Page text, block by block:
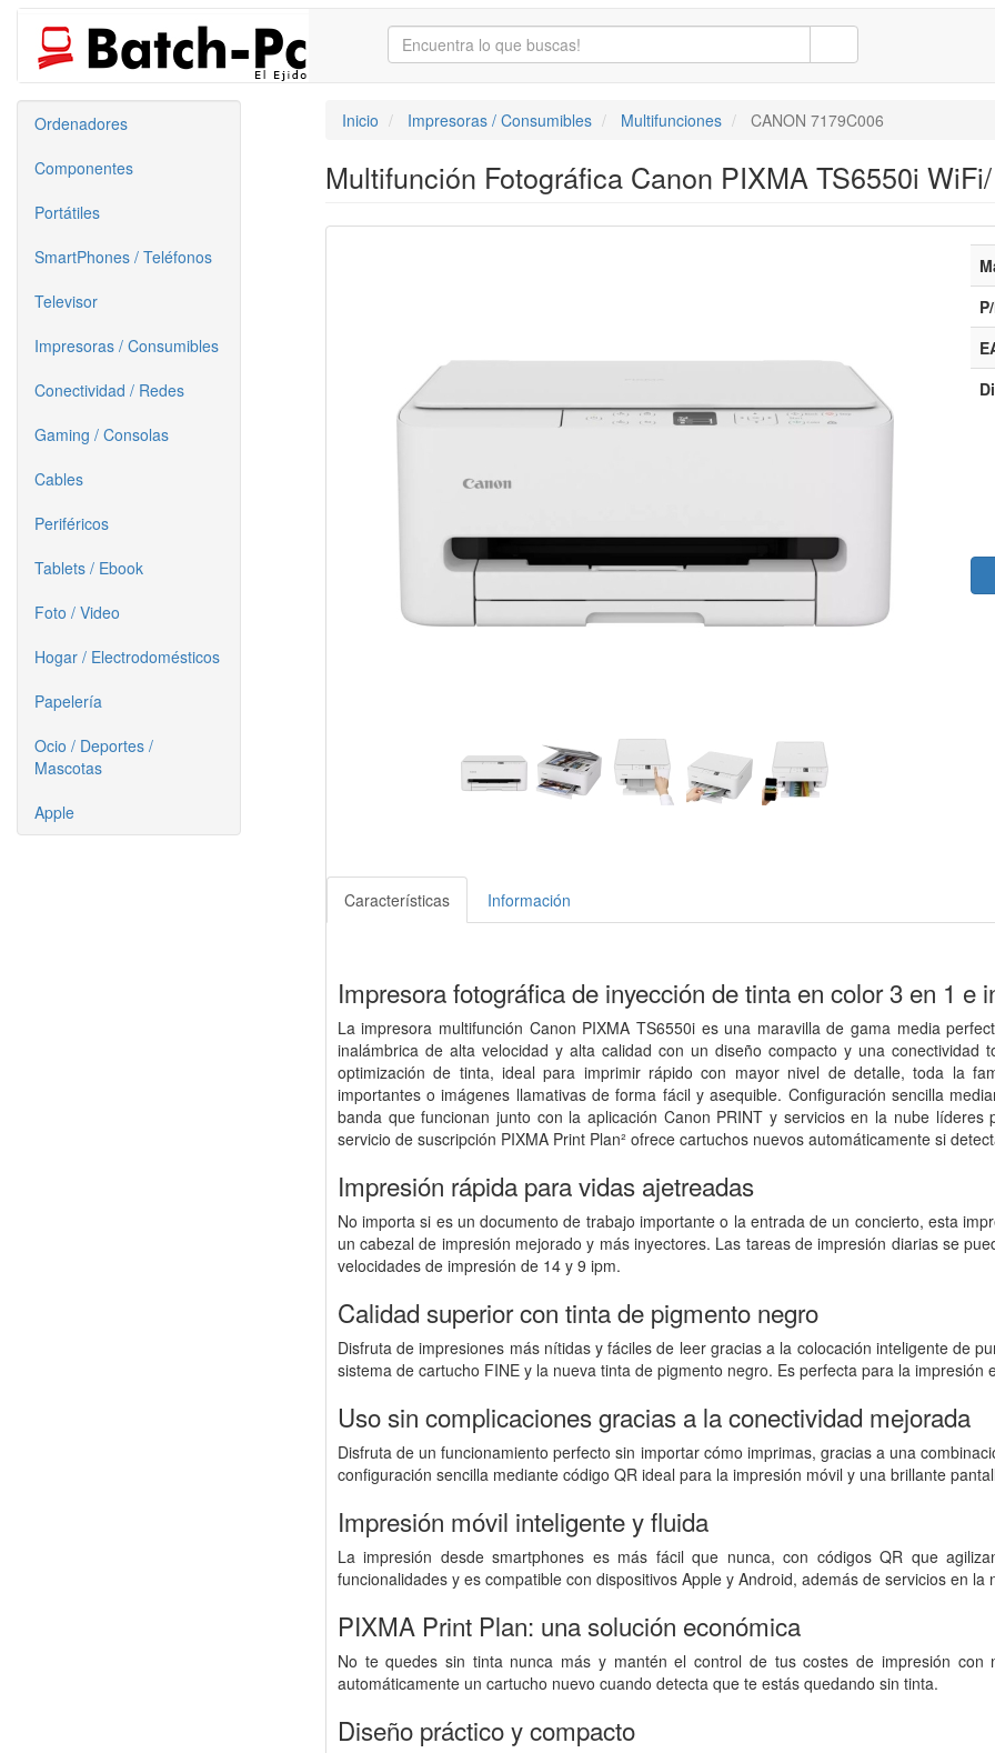
Ordenadores
Componentes
Portátiles
SmartPhones / Teléfonos
Televisor
Impresoras / Consumibles
Conectividad / Redes
Gaming / Consolas
Cables
Periféricos
Tablets / Ebook
Foto / Video
Hogar / Electrodomésticos
Papelería
Ocio / Deportes /
Mascotas
Apple
Inicio Impresoras / Consumibles Multifunciones CANON 7179C006
Multifunción Fotográfica Canon PIXMA TS6550i
Características Información
Impresora fotográfica de inyección de tinta en color 3 en 1
La impresora multifunción Canon PIXMA TS6550i es una maravilla de gama media
inalámbrica de alta velocidad y alta calidad con un diseño compacto y una
optimización de tinta, ideal para imprimir rápido con mayor nivel de detalle, toda la
importantes o imágenes llamativas de forma fácil y asequible. Configuración sencilla
banda que funcionan junto con la aplicación Canon PRINT y servicios en la nube líderes
servicio de suscripción PIXMA Print Plan² ofrece cartuchos nuevos automáticamente si
Impresión rápida para vidas ajetreadas
No importa si es un documento de trabajo importante o la entrada de un concierto, esta
un cabezal de impresión mejorado y más inyectores. Las tareas de impresión diarias se
velocidades de impresión de 14 y 9 ipm.
Calidad superior con tinta de pigmento negro
Disfruta de impresiones más nítidas y fáciles de leer gracias a la colocación inteligente de
sistema de cartucho FINE y la nueva tinta de pigmento negro. Es perfecta para la impresión
Uso sin complicaciones gracias a la conectividad mejorada
Disfruta de un funcionamiento perfecto sin importar cómo imprimas, gracias a una
configuración sencilla mediante código QR ideal para la impresión móvil y una brillante
Impresión móvil inteligente y fluida
La impresión desde smartphones es más fácil que nunca, con códigos QR que
funcionalidades y es compatible con dispositivos Apple y Android, además de servicios en la
PIXMA Print Plan: una solución económica
No te quedes sin tinta nunca más y mantén el control de tus costes de impresión con
automáticamente un cartucho nuevo cuando detecta que te estás quedando sin tinta.
Diseño práctico y compacto